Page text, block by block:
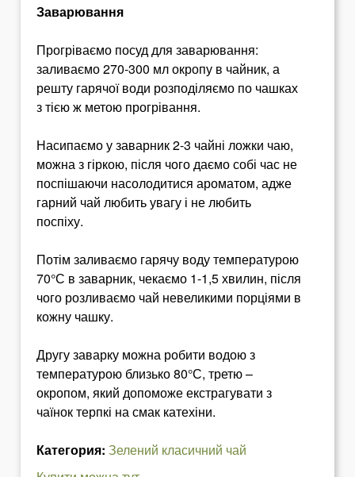
Заварювання
Прогріваємо посуд для заварювання:
заливаємо 270-300 мл окропу в чайник, а
решту гарячої води розподіляємо по чашках
з тією ж метою прогрівання.
Насипаємо у заварник 2-3 чайні ложки чаю,
можна з гіркою, після чого даємо собі час не
поспішаючи насолодитися ароматом, адже
гарний чай любить увагу і не любить
поспіху.
Потім заливаємо гарячу воду температурою
70°С в заварник, чекаємо 1-1,5 хвилин, після
чого розливаємо чай невеликими порціями в
кожну чашку.
Другу заварку можна робити водою з
температурою близько 80°С, третю –
окропом, який допоможе екстрагувати з
чаїнок терпкі на смак катехіни.
Категория: Зелений класичний чай